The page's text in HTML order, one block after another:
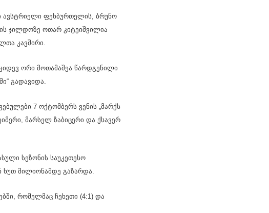
ავსტრიელი ფეხბურთელის, ბრუნო
ჯილდოზე ოთარ კიტეიშვილია
კავშირი.
ორი მოთამაშეა წარდგენილი
გადავიდა.
7 ოქტომბერს ვენის „მარქს
მარსელ ზაბიცერი და ქსავერ
სეზონის საუკეთესო
ხუთ მილიონამდე გაზარდა.
რომელმაც ჩეხეთი (4:1) და